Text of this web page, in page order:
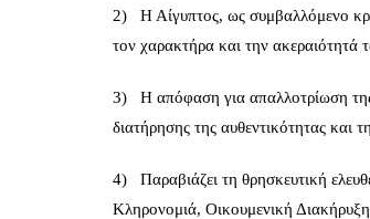
2) Η Αίγυπτος, ως συμβαλλόμενο
τον χαρακτήρα και την ακεραιότητά
3) Η απόφαση για απαλλοτρίωση της
διατήρησης της αυθεντικότητας και
4) Παραβιάζει τη θρησκευτική
Κληρονομιά, Οικουμενική